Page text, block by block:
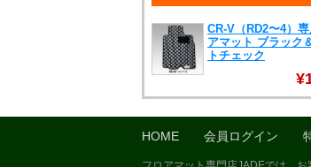
CR-V（RD2〜4）専
アマット ブラック
トチェック
HOME 会員ログイン